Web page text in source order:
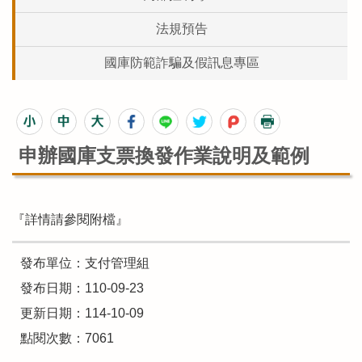
法規預告
國庫防範詐騙及假訊息專區
申辦國庫支票換發作業說明及範例
『詳情請參閱附檔』
發布單位：支付管理組
發布日期：110-09-23
更新日期：114-10-09
點閱次數：7061